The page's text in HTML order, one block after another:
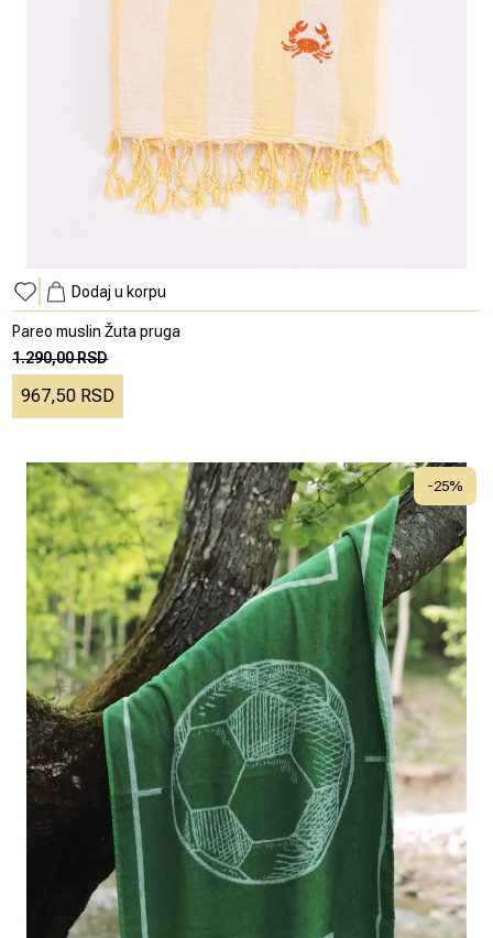
Dodaj u korpu
Pareo muslin Žuta pruga
1.290,00 RSD
967,50 RSD
-25%